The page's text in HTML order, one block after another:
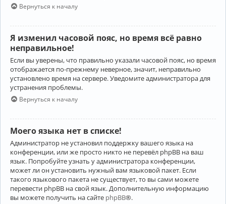
Вернуться к началу
Я изменил часовой пояс, но время всё равно
неправильное!
Если вы уверены, что правильно указали часовой пояс, но время
отображается по-прежнему неверное, значит, неправильно
установлено время на сервере. Уведомите администратора для
устранения проблемы.
Вернуться к началу
Моего языка нет в списке!
Администратор не установил поддержку вашего языка на
конференции, или же просто никто не перевёл phpBB на ваш
язык. Попробуйте узнать у администратора конференции,
может ли он установить нужный вам языковой пакет. Если
такого языкового пакета не существует, то вы сами можете
перевести phpBB на свой язык. Дополнительную информацию
вы можете получить на сайте phpBB®.